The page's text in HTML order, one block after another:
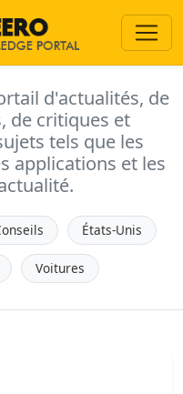
d'actualités, de
de critiques et
tels que les
applications et les
États-Unis
Voitures